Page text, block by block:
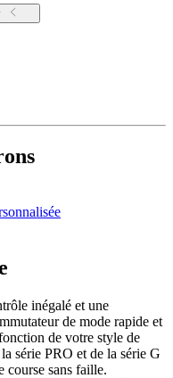
inégalé et une
de mode rapide et
de votre style de
série PRO et de la série G
course sans faille.